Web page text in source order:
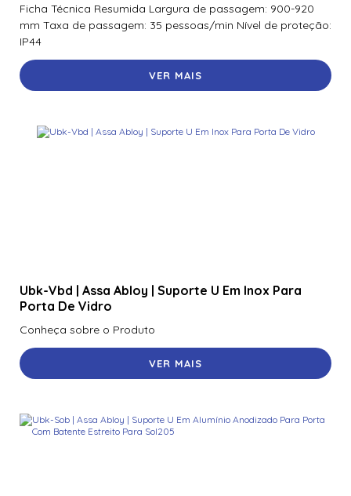
Ficha Técnica Resumida Largura de passagem: 900-920
mm Taxa de passagem: 35 pessoas/min Nível de proteção:
IP44
VER MAIS
Ubk-Vbd | Assa Abloy | Suporte U Em Inox Para
Porta De Vidro
Conheça sobre o Produto
VER MAIS